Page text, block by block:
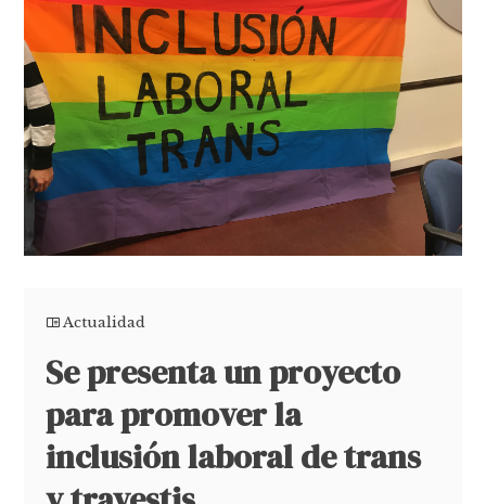
Actualidad
Se presenta un proyecto
para promover la
inclusión laboral de trans